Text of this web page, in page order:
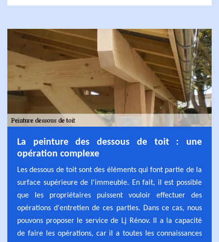
La peinture des dessous de toit : une
opération complexe
Les dessous de toit sont des éléments qui font partie de la
surface supérieure de l'immeuble. En fait, il est possible
que les propriétaires puissent vouloir effectuer des
opérations d'entretien de ces parties. Dans ce cas, nous
pouvons proposer le service de Lj Rénov. Il a la capacité
de faire les opérations, car il a toutes les connaissances